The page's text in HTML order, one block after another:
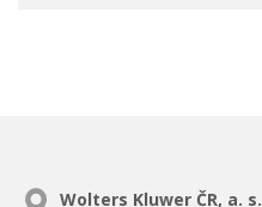
Wolters Kluwer ČR, a. s.